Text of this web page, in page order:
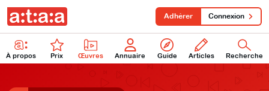
À propos Prix Œuvres Annuaire Guide Articles Recherche
Adhérer Connexion